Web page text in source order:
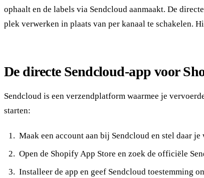
ophaalt en de labels via Sendcloud aanmaakt. De
plek verwerken in plaats van per kanaal te schakelen.
De directe Sendcloud-app voor
Sendcloud is een verzendplatform waarmee je
starten:
Maak een account aan bij Sendcloud en stel daar
Open de Shopify App Store en zoek de officiële
Installeer de app en geef Sendcloud toestemming